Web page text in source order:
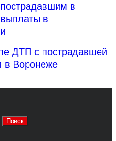
в
выплаты в
ДТП с пострадавшей
в Воронеже
Поиск